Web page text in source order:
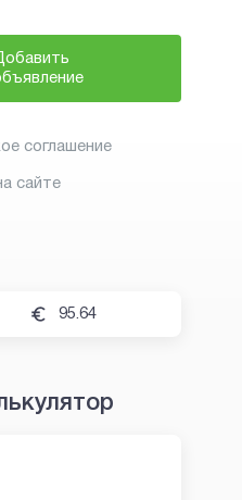
соглашение
сайте
95.64